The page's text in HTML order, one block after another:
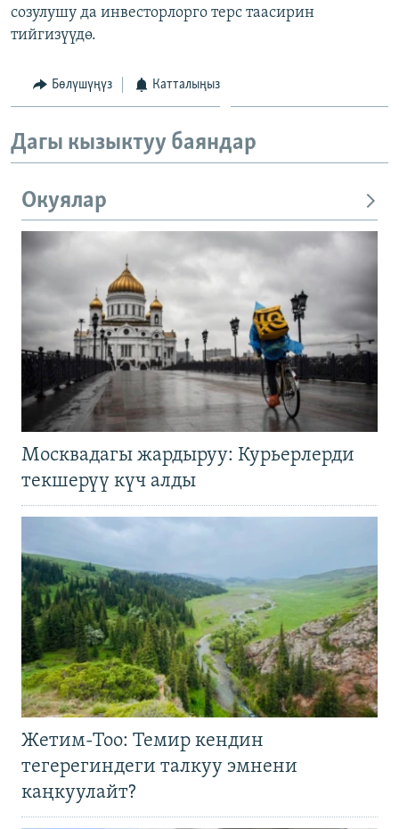
созулушу да инвесторлорго терс таасирин
тийгизүүдө.
Бөлүшүңүз Катталыңыз
Дагы кызыктуу баяндар
Окуялар
Москвадагы жардыруу: Курьерлерди
текшерүү күч алды
Жетим-Тоо: Темир кендин
тегерегиндеги талкуу эмнени
каңкуулайт?